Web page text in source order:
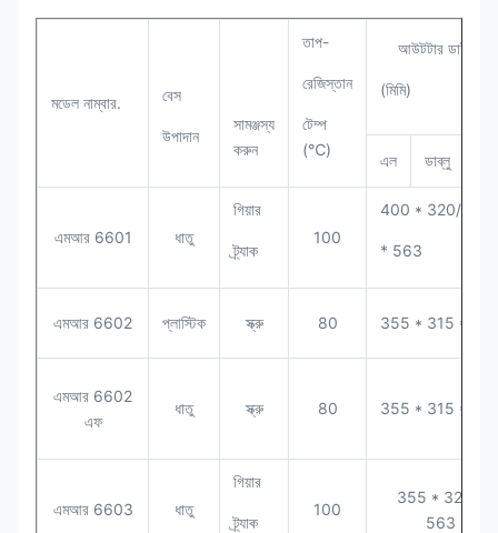
মডেল নাম্বার. বেস
উপাদান
সামঞ্জস্য
করুন
তাপ-
রেজিস্তান
টেম্প
(℃)
আউটটার
(মিমি)
এল ডাব্লু
এমআর 6601 ধাতু
গিয়ার
ট্র্যাক
100
400 * 320/380
* 563
এমআর 6602 প্লাস্টিক স্ক্রু 80 355 * 315 *
এমআর 6602
এফ
ধাতু স্ক্রু 80 355 * 315 *
এমআর 6603 ধাতু
গিয়ার
ট্র্যাক
100
355 * 320 *
563